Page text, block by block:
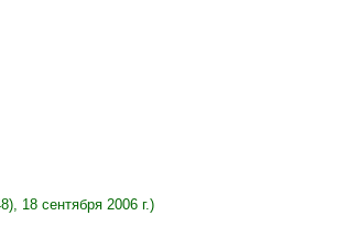
18 сентября 2006 г.)